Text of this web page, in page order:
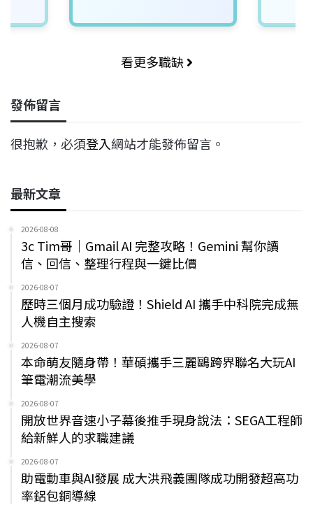
看更多職缺
發佈留言
很抱歉，必須登入網站才能發佈留言。
最新文章
2026-08-08
3c Tim哥｜Gmail AI 完整攻略！Gemini 幫你讀
信、回信、整理行程與一鍵比價
2026-08-07
歷時三個月成功驗證！Shield AI 攜手中科院完成無
人機自主搜索
2026-08-07
本命萌友隨身帶！華碩攜手三麗鷗跨界聯名大玩AI
筆電潮流美學
2026-08-07
開放世界音速小子幕後推手現身說法：SEGA工程師
給新鮮人的求職建議
2026-08-07
助電動車與AI發展 成大洪飛義團隊成功開發超高功
率鋁包銅導線